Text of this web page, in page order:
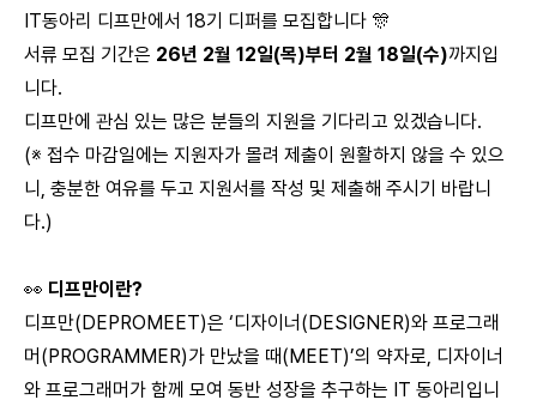
IT동아리 디프만에서 18기 디퍼를 모집합니다 🎊
서류 모집 기간은 26년 2월 12일(목)부터 2월 18일(수)까지입
니다.
디프만에 관심 있는 많은 분들의 지원을 기다리고 있겠습니다.
(※ 접수 마감일에는 지원자가 몰려 제출이 원활하지 않을 수 있으
니, 충분한 여유를 두고 지원서를 작성 및 제출해 주시기 바랍니
다.)
👀 디프만이란?
디프만(DEPROMEET)은 ‘디자이너(DESIGNER)와 프로그래
머(PROGRAMMER)가 만났을 때(MEET)’의 약자로, 디자이너
와 프로그래머가 함께 모여 동반 성장을 추구하는 IT 동아리입니